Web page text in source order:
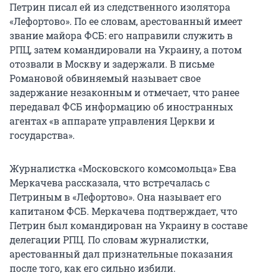
Петрин писал ей из следственного изолятора
«Лефортово». По ее словам, арестованный имеет
звание майора ФСБ: его направили служить в
РПЦ, затем командировали на Украину, а потом
отозвали в Москву и задержали. В письме
Романовой обвиняемый называет свое
задержание незаконным и отмечает, что ранее
передавал ФСБ информацию об иностранных
агентах «в аппарате управления Церкви и
государства».
Журналистка «Московского комсомольца» Ева
Меркачева рассказала, что встречалась с
Петриным в «Лефортово». Она называет его
капитаном ФСБ. Меркачева подтверждает, что
Петрин был командирован на Украину в составе
делегации РПЦ. По словам журналистки,
арестованный дал признательные показания
после того, как его сильно избили.